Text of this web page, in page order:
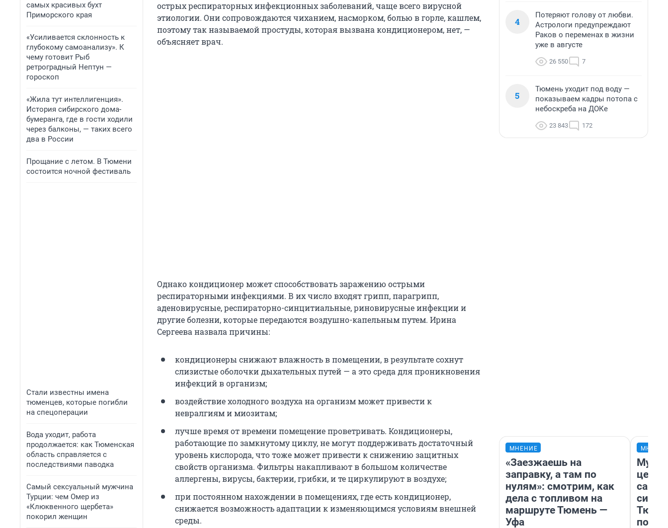
самых красивых бухт
Приморского края
«Усиливается склонность к
глубокому самоанализу». К
чему готовит Рыб
ретроградный Нептун —
гороскоп
«Жила тут интеллигенция».
История сибирского дома-
бумеранга, где в гости ходили
через балконы, — таких всего
два в России
Прощание с летом. В Тюмени
состоится ночной фестиваль
Стали известны имена
тюменцев, которые погибли
на спецоперации
Вода уходит, работа
продолжается: как Тюменская
область справляется с
последствиями паводка
Самый сексуальный мужчина
Турции: чем Омер из
«Клюквенного щербета»
покорил женщин
острых респираторных инфекционных заболеваний, чаще всего вирусной
этиологии. Они сопровождаются чиханием, насморком, болью в горле, кашлем,
поэтому так называемой простуды, которая вызвана кондиционером, нет, —
объясняет врач.
Однако кондиционер может способствовать заражению острыми
респираторными инфекциями. В их число входят грипп, парагрипп,
аденовирусные, респираторно-синцитиальные, риновирусные инфекции и
другие болезни, которые передаются воздушно-капельным путем. Ирина
Сергеева назвала причины:
кондиционеры снижают влажность в помещении, в результате сохнут
слизистые оболочки дыхательных путей — а это среда для проникновения
инфекций в организм;
воздействие холодного воздуха на организм может привести к
невралгиям и миозитам;
лучше время от времени помещение проветривать. Кондиционеры,
работающие по замкнутому циклу, не могут поддерживать достаточный
уровень кислорода, что тоже может привести к снижению защитных
свойств организма. Фильтры накапливают в большом количестве
аллергены, вирусы, бактерии, грибки, и те циркулируют в воздухе;
при постоянном нахождении в помещениях, где есть кондиционер,
снижается возможность адаптации к изменяющимся условиям внешней
среды.
4
Потеряют голову от любви.
Астрологи предупреждают
Раков о переменах в жизни
уже в августе
26 550 7
5
Тюмень уходит под воду —
показываем кадры потопа с
небоскреба на ДОКе
23 843 172
МНЕНИЕ
«Заезжаешь на
заправку, а там по
нулям»: смотрим, как
дела с топливом на
маршруте Тюмень —
Уфа